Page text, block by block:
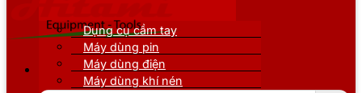
Dụng cụ cầm tay
Máy dùng pin
Máy dùng điện
Máy dùng khí nén